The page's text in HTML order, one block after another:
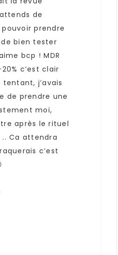
de
prendre
bien tester
bcp ! MDR
c’est clair
tentant, j’avais
de prendre une
moi,
après le rituel
.. Ca attendra
c’est